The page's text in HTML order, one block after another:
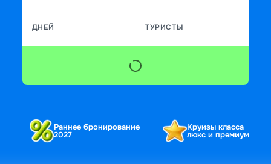
ДНЕЙ ТУРИСТЫ
Раннее бронирование
2027
Круизы класса
люкс и премиум